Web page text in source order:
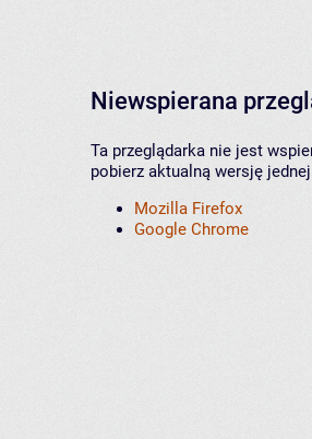
Niewspierana
Ta przeglądarka nie jest
pobierz aktualną wersję
Mozilla Firefox
Google Chrome